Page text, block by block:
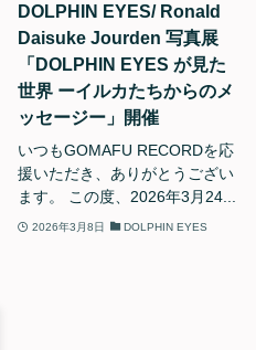
DOLPHIN EYES/ Ronald
Daisuke Jourden 写真展
「DOLPHIN EYES が見た
世界 ーイルカたちからのメ
ッセージー」開催
いつもGOMAFU RECORDを応
援いただき、ありがとうござい
ます。 この度、2026年3月24...
2026年3月8日 DOLPHIN EYES